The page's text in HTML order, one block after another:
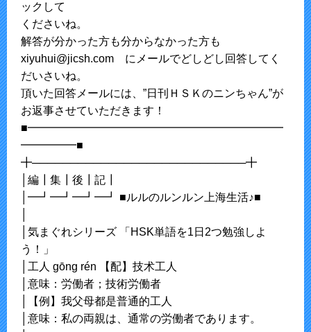
ックして
くださいね。
解答が分かった方も分からなかった方も
xiyuhui@jicsh.com にメールでどしどし回答してく
だいさいね。
頂いた回答メールには、”日刊ＨＳＫのニンちゃん”が
お返事させていただきます！
■━━━━━━━━━━━━━━━━━━━━━━━
━━━━━■
╋────────────────────────────╋
│編┃集┃後┃記┃
│━┛━┛━┛━┛ ■ルルのルンルン上海生活♪■
│気まぐれシリーズ 「HSK単語を1日2つ勉強しよ
う！」
│工人 ɡōnɡ rén 【配】技术工人
│意味：労働者；技術労働者
│【例】我父母都是普通的工人
│意味：私の両親は、通常の労働者であります。